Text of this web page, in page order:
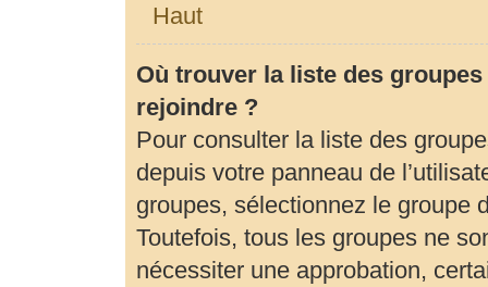
Haut
Où trouver la liste des
rejoindre ?
Pour consulter la liste des
depuis votre panneau de
groupes, sélectionnez le groupe
Toutefois, tous les groupes ne
nécessiter une approbation,